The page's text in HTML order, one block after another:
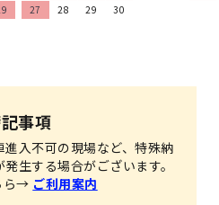
27
28 29 30
事項
入不可の現場など、特殊納
生する場合がございます。
ら→ ご利用案内